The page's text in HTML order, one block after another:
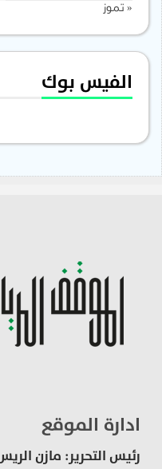
« تموز
الفيس بوك
ادارة الموقع
رئيس التحرير: مازن الريس